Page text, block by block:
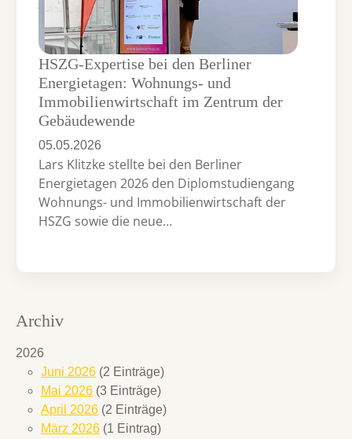
HSZG-Expertise bei den Berliner
Energietagen: Wohnungs- und
Immobilienwirtschaft im Zentrum der
Gebäudewende
05.05.2026
Lars Klitzke stellte bei den Berliner
Energietagen 2026 den Diplomstudiengang
Wohnungs- und Immobilienwirtschaft der
HSZG sowie die neue…
Archiv
2026
Juni 2026 (2 Einträge)
Mai 2026 (3 Einträge)
April 2026 (2 Einträge)
März 2026 (1 Eintrag)